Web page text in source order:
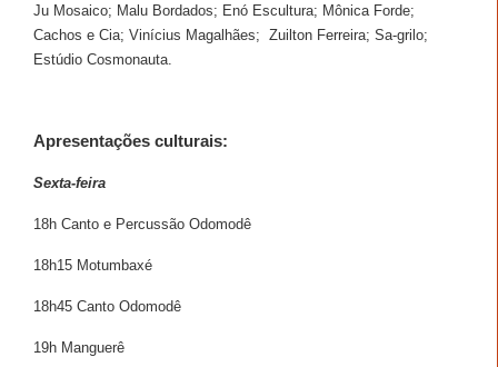
Ju Mosaico; Malu Bordados; Enó Escultura; Mônica Forde;
Cachos e Cia; Vinícius Magalhães; Zuilton Ferreira; Sa-grilo;
Estúdio Cosmonauta.
Apresentações culturais:
Sexta-feira
18h Canto e Percussão Odomodê
18h15 Motumbaxé
18h45 Canto Odomodê
19h Manguerê